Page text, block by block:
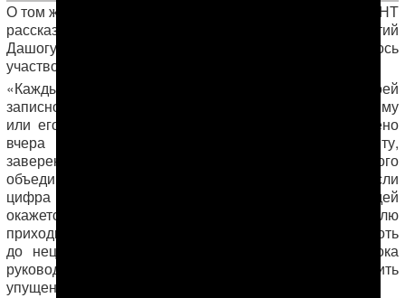
О том же, как проходят эти совещания, наблюдателю АНТ
рассказал заместитель директора одного из предприятий
Дашогуза, которому в отсутствии начальника довелось
участвовать на нем:
«Каждый руководитель приходит на собрание со своей
записной книжкой и персонально отчитывается хякиму
или его заму о том, сколько людей было отправлено
вчера на хлопок, сколько, согласно документу,
заверенному в сельсовете или правлении дехканского
объединения, собрано всего хлопка в килограммах. Если
цифра в пересчете на количество отправленных людей
окажется меньше требуемой, то руководителю
приходится слышать в свой адрес жесткие упреки, вплоть
до нецензурной брани. Это длится до тех пор, пока
руководитель клятвенно не пообещает исправить
упущение уже завтра».